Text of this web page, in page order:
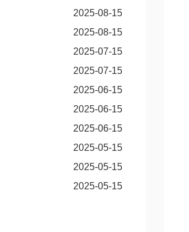
2025-08-15
2025-08-15
2025-07-15
2025-07-15
2025-06-15
2025-06-15
2025-06-15
2025-05-15
2025-05-15
2025-05-15